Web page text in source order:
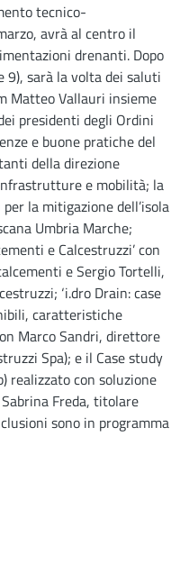
tecnico-
avrà al centro il
drenanti. Dopo
9), sarà la volta dei saluti
Matteo Vallauri insieme
presidenti degli Ordini
e buone pratiche del
della direzione
e mobilità; la
la mitigazione dell’isola
Umbria Marche;
e Calcestruzzi’ con
e Sergio Tortelli,
‘i.dro Drain: case
caratteristiche
Marco Sandri, direttore
Spa); e il Case study
realizzato con soluzione
Freda, titolare
sono in programma